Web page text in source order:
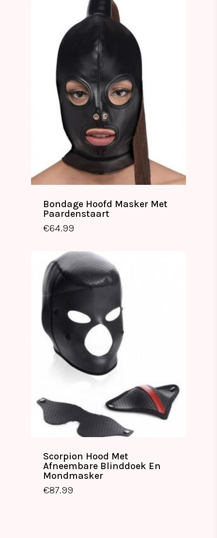
Bondage Hoofd Masker Met
Paardenstaart
€64.99
€64.99
Scorpion Hood Met
Afneembare Blinddoek En
Mondmasker
€87.99
€